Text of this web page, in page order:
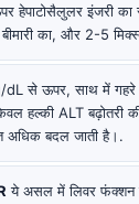
हेपाटोसैलुलर इंजरी
का, और 2-5
से ऊपर, साथ में गहरे
हल्की ALT बढ़ोतरी
अधिक बदल जाती है।.
ये असल में लिवर